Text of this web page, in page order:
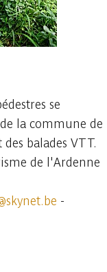
se
la commune de
balades VTT.
de l'Ardenne
-